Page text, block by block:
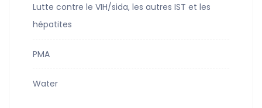
Lutte contre le VIH/sida, les autres IST et les
hépatites
PMA
Water